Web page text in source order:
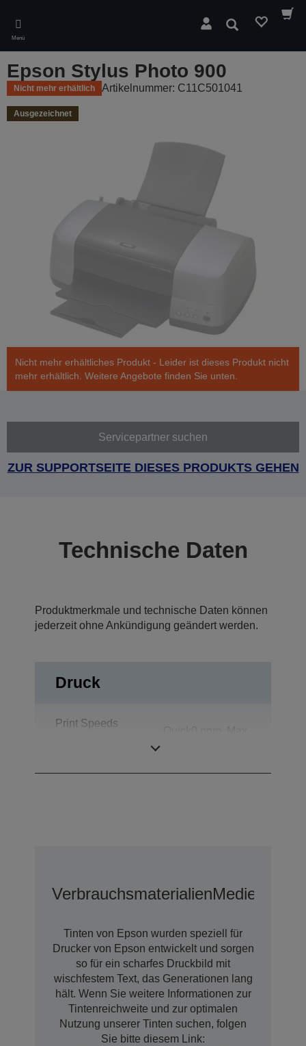
main
content
Menü
Suchen
Epson Stylus Photo 900
Nicht mehr erhältlich Artikelnummer: C11C501041
Ausgezeichnet
Nicht mehr erhältliches Produkt - Leider ist dieses Produkt nicht
mehr erhältlich. Weitere Angebote finden Sie unten.
Servicepartner suchen
ZUR SUPPORTSEITE DIESES PRODUKTS GEHEN
Technische Daten
Produktmerkmale und technische Daten können
jederzeit ohne Ankündigung geändert werden.
Druck
Print Speeds
VerbrauchsmaterialienMedien
Tinten von Epson wurden speziell für
Drucker von Epson entwickelt und sorgen
so für ein scharfes Druckbild mit
wischfestem Text, das Generationen lang
hält. Wenn Sie weitere Informationen zur
Tintenreichweite und zur optimalen
Nutzung unserer Tinten suchen, folgen
Sie bitte diesem Link: